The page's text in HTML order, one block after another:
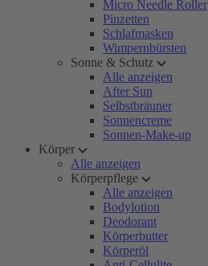
Micro Needle Roller
Pinzetten
Schlafmasken
Wimpernbürsten
Sonne & Schutz
Alle anzeigen
After Sun
Selbstbräuner
Sonnencreme
Sonnen-Make-up
Körper
Alle anzeigen
Körperpflege
Alle anzeigen
Bodylotion
Deodorant
Körperbutter
Körperöl